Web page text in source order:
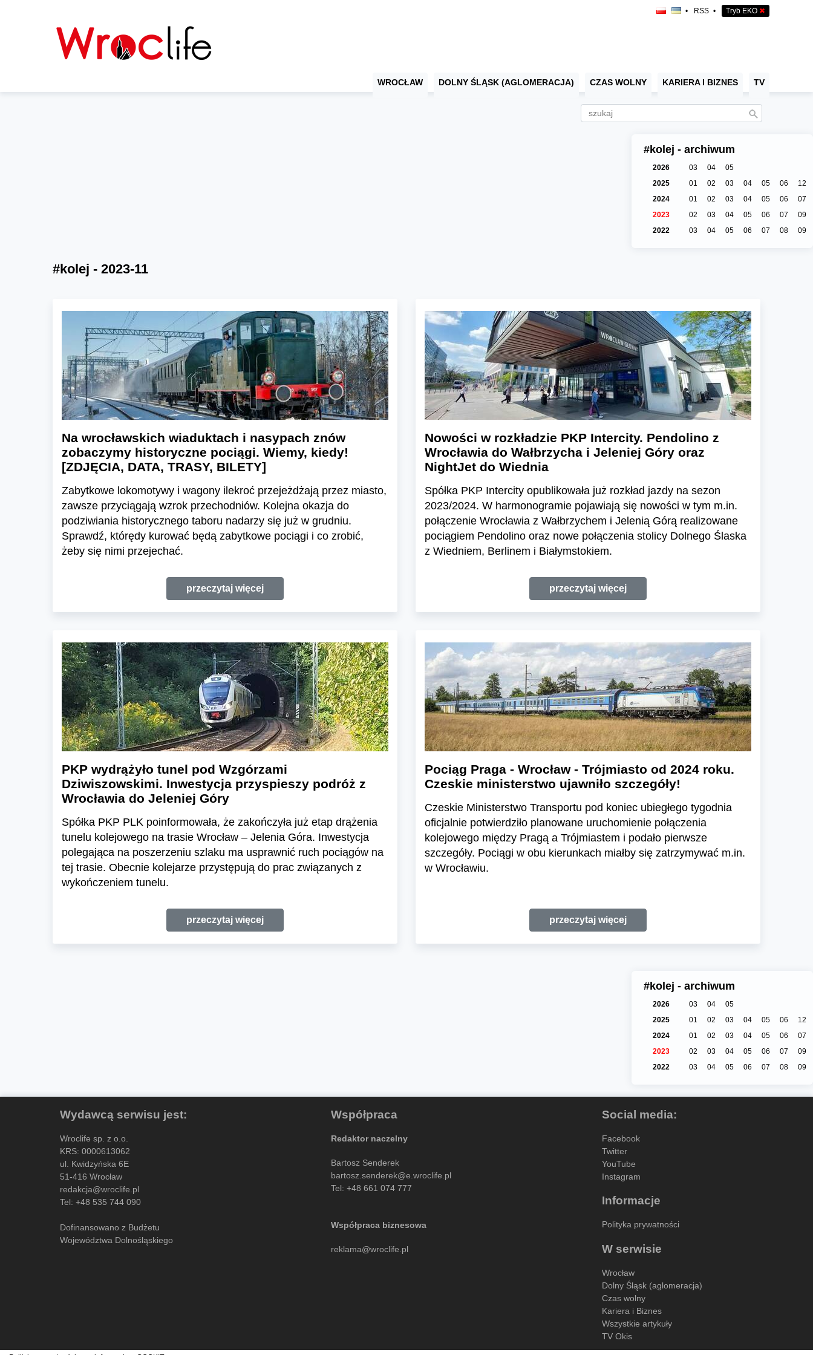
• RSS • Tryb EKO ✖
WROCŁAW DOLNY ŚLĄSK (AGLOMERACJA) CZAS WOLNY KARIERA I BIZNES TV
#kolej - archiwum
2026 03 04
05
2025
01 02 03 04 05 06
12
2024
01 02 03 04 05 06
07
2023
02 03 04 05 06 07
09
2022
03 04 05 06 07 08 09
#kolej - 2023-11
Na wrocławskich wiaduktach i nasypach znów
zobaczymy historyczne pociągi. Wiemy, kiedy!
[ZDJĘCIA, DATA, TRASY, BILETY]
Zabytkowe lokomotywy i wagony ilekroć przejeżdżają przez miasto,
zawsze przyciągają wzrok przechodniów. Kolejna okazja do
podziwiania historycznego taboru nadarzy się już w grudniu.
Sprawdź, którędy kurować będą zabytkowe pociągi i co zrobić,
żeby się nimi przejechać.
przeczytaj więcej
Nowości w rozkładzie PKP Intercity. Pendolino z
Wrocławia do Wałbrzycha i Jeleniej Góry oraz
NightJet do Wiednia
Spółka PKP Intercity opublikowała już rozkład jazdy na sezon
2023/2024. W harmonogramie pojawiają się nowości w tym m.in.
połączenie Wrocławia z Wałbrzychem i Jelenią Górą realizowane
pociągiem Pendolino oraz nowe połączenia stolicy Dolnego Ślaska
z Wiedniem, Berlinem i Białymstokiem.
przeczytaj więcej
PKP wydrążyło tunel pod Wzgórzami
Dziwiszowskimi. Inwestycja przyspieszy podróż z
Wrocławia do Jeleniej Góry
Spółka PKP PLK poinformowała, że zakończyła już etap drążenia
tunelu kolejowego na trasie Wrocław – Jelenia Góra. Inwestycja
polegająca na poszerzeniu szlaku ma usprawnić ruch pociągów na
tej trasie. Obecnie kolejarze przystępują do prac związanych z
wykończeniem tunelu.
przeczytaj więcej
Pociąg Praga - Wrocław - Trójmiasto od 2024 roku.
Czeskie ministerstwo ujawniło szczegóły!
Czeskie Ministerstwo Transportu pod koniec ubiegłego tygodnia
oficjalnie potwierdziło planowane uruchomienie połączenia
kolejowego między Pragą a Trójmiastem i podało pierwsze
szczegóły. Pociągi w obu kierunkach miałby się zatrzymywać m.in.
w Wrocławiu.
przeczytaj więcej
#kolej - archiwum
2026 03 04
05
2025
01 02 03 04 05 06
12
2024
01 02 03 04 05 06
07
2023
02 03 04 05 06 07
09
2022
03 04 05 06 07 08 09
Wydawcą serwisu jest:
Wroclife sp. z o.o.
KRS: 0000613062
ul. Kwidzyńska 6E
51-416 Wrocław
redakcja@wroclife.pl
Tel: +48 535 744 090
Dofinansowano z Budżetu
Województwa Dolnośląskiego
Współpraca
Redaktor naczelny
Bartosz Senderek
bartosz.senderek@e.wroclife.pl
Tel: +48 661 074 777
Współpraca biznesowa
reklama@wroclife.pl
Social media:
Facebook
Twitter
YouTube
Instagram
Informacje
Polityka prywatności
W serwisie
Wrocław
Dolny Śląsk (aglomeracja)
Czas wolny
Kariera i Biznes
Wszystkie artykuły
TV Okis